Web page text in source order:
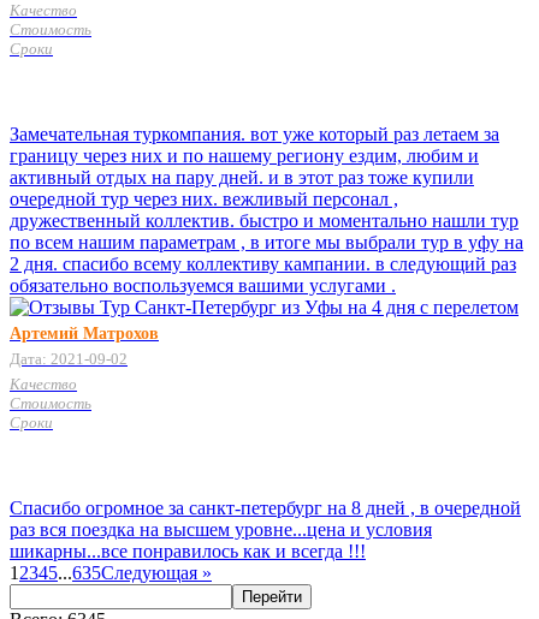
Качество
Стоимость
Сроки
Замечательная туркомпания. вот уже который раз летаем за
границу через них и по нашему региону ездим, любим и
активный отдых на пару дней. и в этот раз тоже купили
очередной тур через них. вежливый персонал ,
дружественный коллектив. быстро и моментально нашли тур
по всем нашим параметрам , в итоге мы выбрали тур в уфу на
2 дня. спасибо всему коллективу кампании. в следующий раз
обязательно воспользуемся вашими услугами .
Артемий Матрохов
Дата: 2021-09-02
Качество
Стоимость
Сроки
Спасибо огромное за санкт-петербург на 8 дней , в очередной
раз вся поездка на высшем уровне...цена и условия
шикарны...все понравилось как и всегда !!!
1 2345...635Следующая »
Перейти